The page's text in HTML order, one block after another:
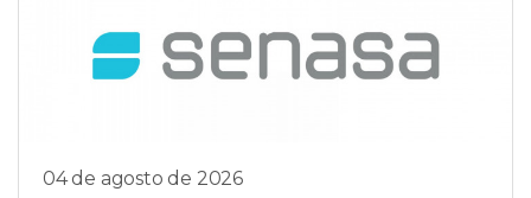
04 de agosto de 2026